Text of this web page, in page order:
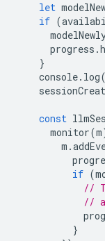
let
if (
progress .
}
console. log(
const
monitor(m
m .
if (
//
//
}